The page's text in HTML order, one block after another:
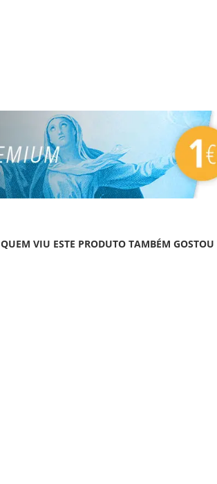
QUEM VIU ESTE PRODUTO TAMBÉM GOSTOU